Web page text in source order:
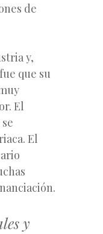
de
y,
que su
El
El
y